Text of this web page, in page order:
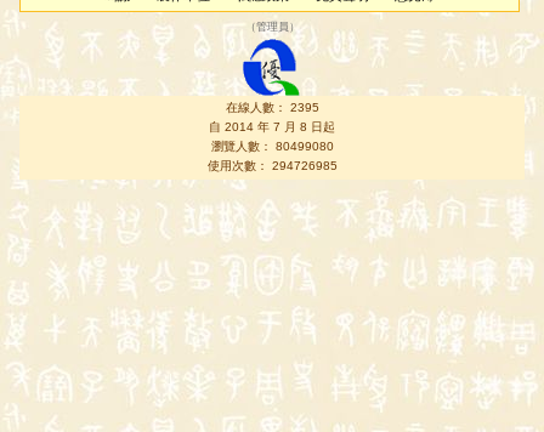
（管理員 ）
在線人數： 2395
自 2014 年 7 月 8 日起
瀏覽人數： 80499080
使用次數： 294726985